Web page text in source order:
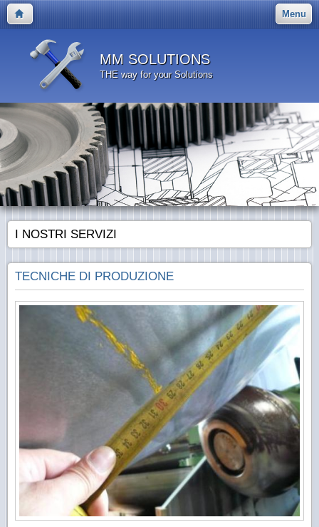
Menu
MM SOLUTIONS
THE way for your Solutions
I NOSTRI SERVIZI
TECNICHE DI PRODUZIONE